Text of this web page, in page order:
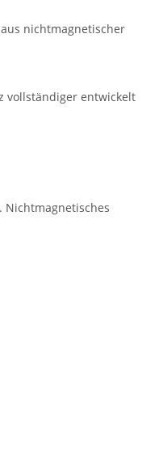
nichtmagnetischer
vollständiger entwickelt
Nichtmagnetisches